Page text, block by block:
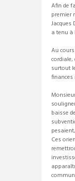
Afin de
premier
Jacques
a tenu à
Au
surtout
baisse
Ces